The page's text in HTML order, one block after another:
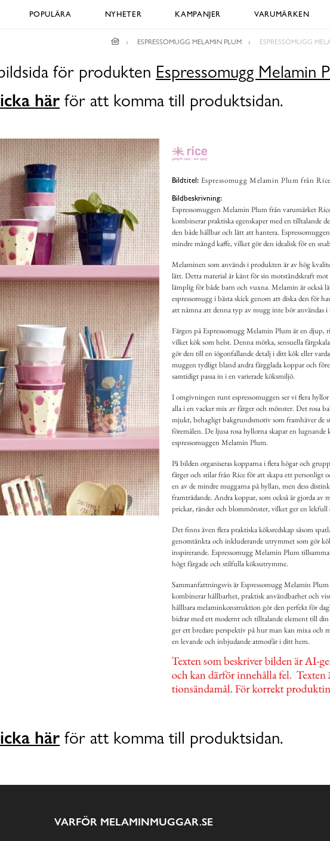
POPULÄRA NYHETER KAMPANJER VARUMÄRKEN
ESPRESSOMUGG MELAMIN PLUM ESPRESSOMUGG
för produkten Espressomugg Melamin
här för att komma till produktsidan.
Bildtitel: Espressomugg Melamin Plum från
Bildbeskrivning:
Espressomuggen Melamin Plum från varumärket
kombinerar praktiska egenskaper med en tilltalande
den både hållbar och lätt att hantera.
mindre mängd kaffe, vilket gör den idealisk för en
Melaminen som används i produkten är av hög
lätt. Detta material är känt för sin motståndskraft
lämplig för både barn och vuxna. Melamin är också
espressomugg i bästa skick genom att diska den för
att nämna att denna typ av mugg inte bör användas i
Färgen på Espressomugg Melamin Plum är en
vilket kök som helst. Denna mörka, sensuella
gör den till en iögonfallande detalj i ditt kök eller
muggen tydligt bland andra färgglada koppar och
samtidigt passa in i en varierade köksmiljö.
I omgivningen runt espressomuggen ser vi flera
alla i en vacker mix av färger och mönster. Det rosa
mjukt, behagligt bakgrundsmotiv som framhäver de
föremålen. De ljusa rosa hyllorna skapar en
espressomuggen Melamin Plum.
På bilden organiseras kopparna i flera högar och
färger och stilar från Rice för att skapa ett
en av de mindre muggarna på hyllan, men dess
framträdande. Andra koppar, som också är gjorda
prickar, ränder och blommönster, vilket ger en lekfull
Det finns även flera praktiska köksredskap såsom
genomtänkta och inkluderande utrymmet som gör
inspirerande. Espressomugg Melamin Plum
högt färgade och stilfulla köksutrymme.
Sammanfattningsvis är Espressomugg Melamin
kombinerar hållbarhet, praktisk användbarhet och
hållbara melaminkonstruktion gör den perfekt för
bidrar med ett modernt och tilltalande element till
ger ett bredare perspektiv på hur man kan mixa och
en levande och inbjudande atmosfär i ditt hem.
här för att komma till produktsidan.
VARFÖR MELAMINMUGGAR.SE